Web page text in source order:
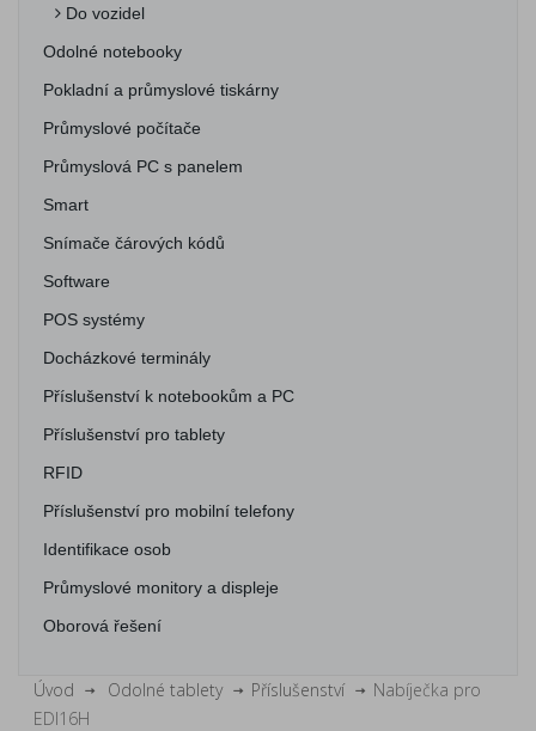
Do vozidel
Odolné notebooky
Pokladní a průmyslové tiskárny
Průmyslové počítače
Průmyslová PC s panelem
Smart
Snímače čárových kódů
Software
POS systémy
Docházkové terminály
Příslušenství k notebookům a PC
Příslušenství pro tablety
RFID
Příslušenství pro mobilní telefony
Identifikace osob
Průmyslové monitory a displeje
Oborová řešení
Úvod Odolné tablety Příslušenství
Nabíječka pro
EDI16H